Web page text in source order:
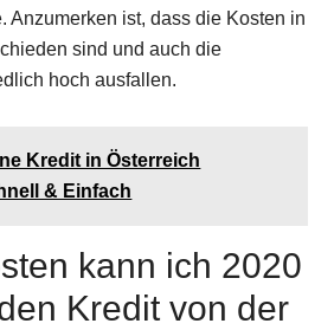
Anzumerken ist, dass die Kosten in
sind und auch die
hoch ausfallen.
Kredit in Österreich
& Einfach
kann ich 2020
Kredit von der